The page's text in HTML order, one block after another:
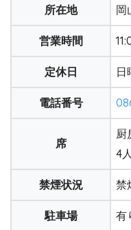
所在地 岡
営業時間
定休日 日
電話番号
席
厨
4
禁煙状況 禁
駐車場 有